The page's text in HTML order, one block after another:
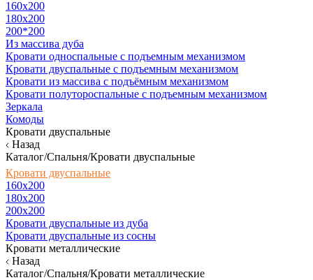
160х200
180х200
200*200
Из массива дуба
Кровати односпальные с подъемным механизмом
Кровати двуспальные с подъемным механизмом
Кровати из массива с подъёмным механизмом
Кровати полутороспальные с подъемным механизмом
Зеркала
Комоды
Кровати двуспальные
Назад
Каталог/Спальня/Кровати двуспальные
Кровати двуспальные
160х200
180x200
200x200
Кровати двуспальные из дуба
Кровати двуспальные из сосны
Кровати металлические
Назад
Каталог/Спальня/Кровати металлические